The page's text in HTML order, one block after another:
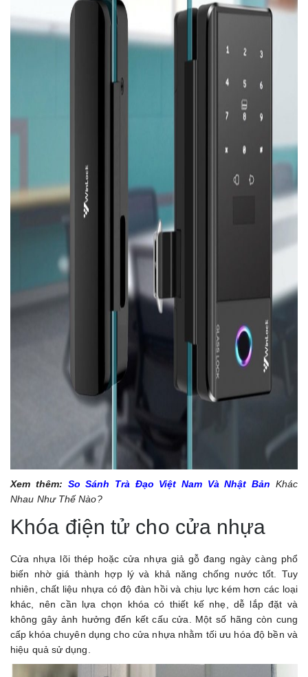
Xem thêm: So Sánh Trà Đạo Việt Nam Và Nhật Bản Khác
Nhau Như Thế Nào?
Khóa điện tử cho cửa nhựa
Cửa nhựa lõi thép hoặc cửa nhựa giả gỗ đang ngày càng phổ
biến nhờ giá thành hợp lý và khả năng chống nước tốt. Tuy
nhiên, chất liệu nhựa có độ đàn hồi và chịu lực kém hơn các loại
khác, nên cần lựa chọn khóa có thiết kế nhẹ, dễ lắp đặt và
không gây ảnh hưởng đến kết cấu cửa. Một số hãng còn cung
cấp khóa chuyên dụng cho cửa nhựa nhằm tối ưu hóa độ bền và
hiệu quả sử dụng.